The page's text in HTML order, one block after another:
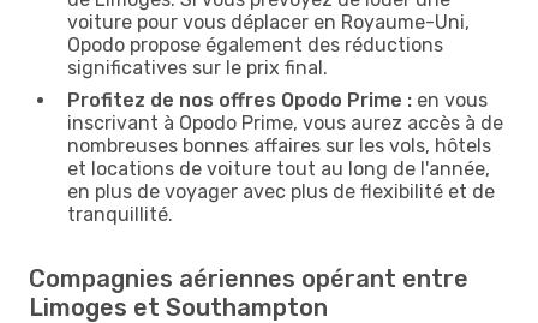
voiture pour vous déplacer en Royaume-Uni,
Opodo propose également des réductions
significatives sur le prix final.
Profitez de nos offres Opodo Prime : en vous
inscrivant à Opodo Prime, vous aurez accès à de
nombreuses bonnes affaires sur les vols, hôtels
et locations de voiture tout au long de l'année,
en plus de voyager avec plus de flexibilité et de
tranquillité.
Compagnies aériennes opérant entre
Limoges et Southampton